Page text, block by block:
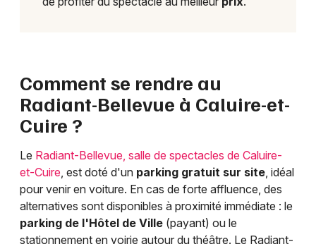
Comment se rendre au
Radiant-Bellevue à Caluire-et-
Cuire ?
Le Radiant-Bellevue, salle de spectacles de Caluire-
et-Cuire, est doté d'un parking gratuit sur site, idéal
pour venir en voiture. En cas de forte affluence, des
alternatives sont disponibles à proximité immédiate : le
parking de l'Hôtel de Ville (payant) ou le
stationnement en voirie autour du théâtre. Le Radiant-